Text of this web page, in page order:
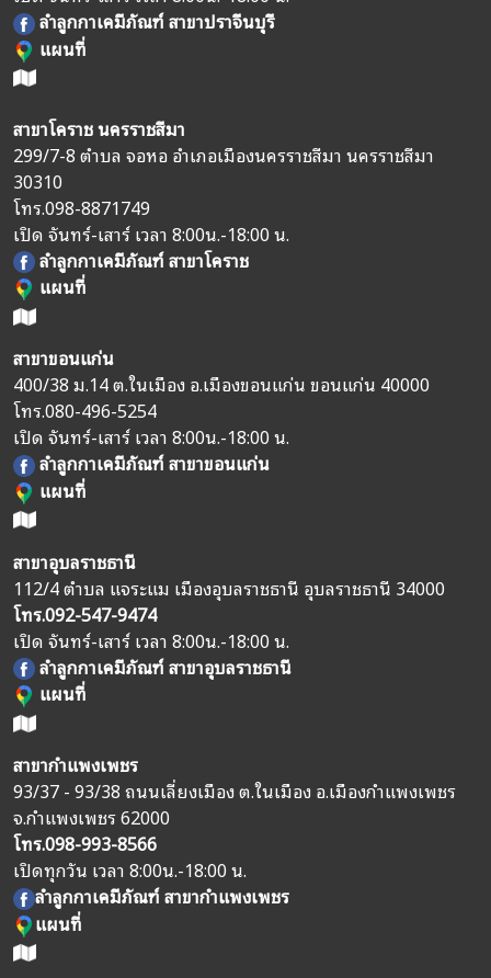
ลำลูกกาเคมีภัณฑ์ สาขาปราจีนบุรี
แผนที่
สาขาโคราช นครราชสีมา
299/7-8 ตำบล จอหอ อำเภอเมืองนครราชสีมา นครราชสีมา
30310
โทร.098-8871749
เปิด จันทร์-เสาร์ เวลา 8:00น.-18:00 น.
ลำลูกกาเคมีภัณฑ์ สาขาโคราช
แผนที่
สาขาขอนแก่น
400/38 ม.14 ต.ในเมือง อ.เมืองขอนแก่น ขอนแก่น 40000
โทร.080-496-5254
เปิด จันทร์-เสาร์ เวลา 8:00น.-18:00 น.
ลำลูกกาเคมีภัณฑ์ สาขาขอนแก่น
แผนที่
สาขาอุบลราชธานี
112/4 ตำบล แจระแม เมืองอุบลราชธานี อุบลราชธานี 34000
โทร.092-547-9474
เปิด จันทร์-เสาร์ เวลา 8:00น.-18:00 น.
ลำลูกกาเคมีภัณฑ์ สาขาอุบลราชธานี
แผนที่
สาขากำแพงเพชร
93/37 - 93/38 ถนนเลี่ยงเมือง ต.ในเมือง อ.เมืองกำแพงเพชร
จ.กำแพงเพชร 62000
โทร.098-993-8566
เปิดทุกวัน เวลา 8:00น.-18:00 น.
ลำลูกกาเคมีภัณฑ์ สาขากำแพงเพชร
แผนที่